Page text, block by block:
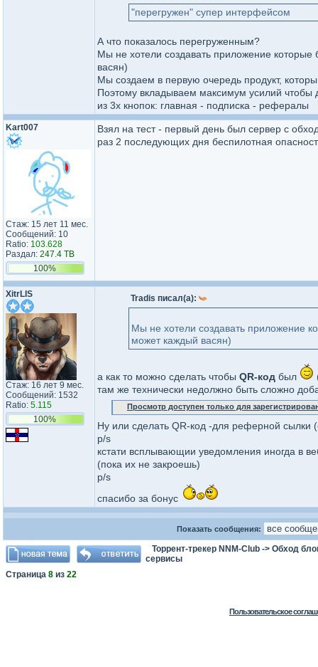
"перегружен" супер интерфейсом
А что показалось перегруженным?
Мы не хотели создавать приложение
васян)
Мы создаем в первую очередь продукт,
Поэтому вкладываем максимум усилий чтобы
из 3х кнопок: главная - подписка - рефералы
Kart007
Стаж: 15 лет 11 мес.
Сообщений: 10
Ratio: 103.628
Раздал: 247.4 TB
100%
Взял на тест - первый день был сервер с
раз 2 последующих дня беспилотная
XitrLIS
Стаж: 16 лет 9 мес.
Сообщений: 1532
Ratio: 5.115
100%
Tradis писал(а):
Мы не хотели создавать приложение
может каждый васян)
а как то можно сделать чтобы QR-код был
там же технически недолжно быть сложно
Просмотр доступен только для
Ну или сделать QR-код -для реферной сылки
p/s
кстати всплывающии уведомления иногда в
(пока их не закроешь)
p/s
спасибо за бонус
Показать сообщения:
Торрент-трекер NNM-Club -> Обход
сервисы
Страница 8 из 22
Пользовательское